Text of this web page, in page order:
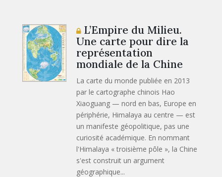
L’Empire du Milieu.
Une carte pour dire la
représentation
mondiale de la Chine
La carte du monde publiée en 2013
par le cartographe chinois Hao
Xiaoguang — nord en bas, Europe en
périphérie, Himalaya au centre — est
un manifeste géopolitique, pas une
curiosité académique. En nommant
l'Himalaya « troisième pôle », la Chine
s'est construit un argument
géographique...